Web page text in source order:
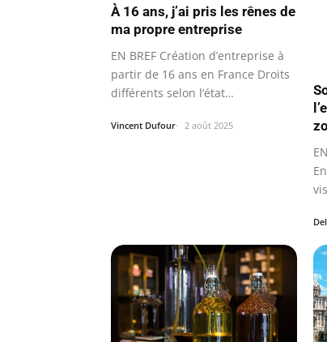
À 16 ans, j’ai pris les rênes de
ma propre entreprise
EN BREF Création d’entreprise à
partir de 16 ans en France Droits
différents selon l’état…
Vincent Dufour 2 août 2025